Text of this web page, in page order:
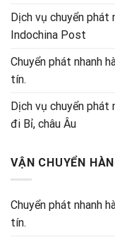
Dịch vụ chuyển phát
Indochina Post
Chuyển phát nhanh
tín.
Dịch vụ chuyển
đi Bỉ, châu Âu
VẬN CHUYỂN
Chuyển phát nhanh
tín.